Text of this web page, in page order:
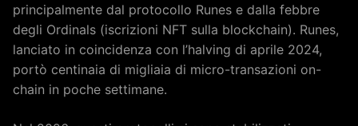
principalmente dal protocollo Runes e dalla febbre
degli Ordinals (iscrizioni NFT sulla blockchain). Runes,
lanciato in coincidenza con l’halving di aprile 2024,
portò centinaia di migliaia di micro-transazioni on-
chain in poche settimane.